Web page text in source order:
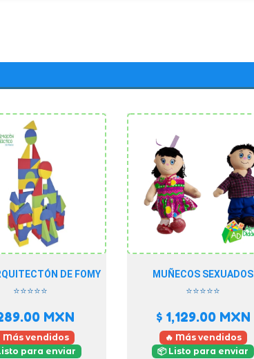
DE FOMY
⭐⭐⭐⭐⭐
MXN
Más vendidos
para enviar
MUÑECOS SEXUADOS
⭐⭐⭐⭐⭐
$ 1,129.00MXN
🔥 Más vendidos
📦 Listo para enviar